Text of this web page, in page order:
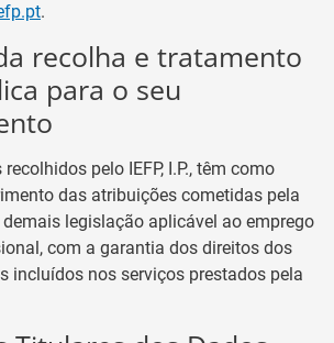
.
recolha e tratamento
para o seu
pelo IEFP, I.P., têm como
das atribuições cometidas pela
legislação aplicável ao emprego
com a garantia dos direitos dos
incluídos nos serviços prestados pela